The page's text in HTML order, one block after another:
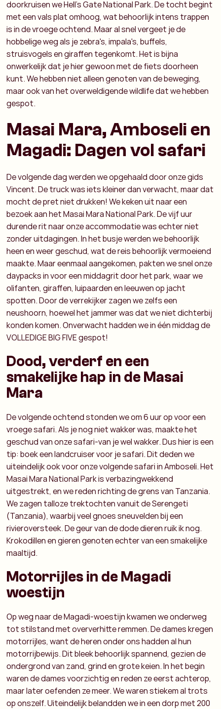
doorkruisen we Hell’s Gate National Park. De tocht begint
met een vals plat omhoog, wat behoorlijk intens trappen
is in de vroege ochtend. Maar al snel vergeet je de
hobbelige weg als je zebra's, impala's, buffels,
struisvogels en giraffen tegenkomt. Het is bijna
onwerkelijk dat je hier gewoon met de fiets doorheen
kunt. We hebben niet alleen genoten van de beweging,
maar ook van het overweldigende wildlife dat we hebben
gespot.
Masai Mara, Amboseli en
Magadi: Dagen vol safari
De volgende dag werden we opgehaald door onze gids
Vincent. De truck was iets kleiner dan verwacht, maar dat
mocht de pret niet drukken! We keken uit naar een
bezoek aan het Masai Mara National Park. De vijf uur
durende rit naar onze accommodatie was echter niet
zonder uitdagingen. In het busje werden we behoorlijk
heen en weer geschud, wat de reis behoorlijk vermoeiend
maakte. Maar eenmaal aangekomen, pakten we snel onze
daypacks in voor een middagrit door het park, waar we
olifanten, giraffen, luipaarden en leeuwen op jacht
spotten. Door de verrekijker zagen we zelfs een
neushoorn, hoewel het jammer was dat we niet dichterbij
konden komen. Onverwacht hadden we in één middag de
VOLLEDIGE BIG FIVE gespot!
Dood, verderf en een
smakelijke hap in de Masai
Mara
De volgende ochtend stonden we om 6 uur op voor een
vroege safari. Als je nog niet wakker was, maakte het
geschud van onze safari-van je wel wakker. Dus hier is een
tip: boek een landcruiser voor je safari. Dit deden we
uiteindelijk ook voor onze volgende safari in Amboseli. Het
Masai Mara National Park is verbazingwekkend
uitgestrekt, en we reden richting de grens van Tanzania.
We zagen talloze trektochten vanuit de Serengeti
(Tanzania), waarbij veel gnoes sneuvelden bij een
rivieroversteek. De geur van de dode dieren ruik ik nog.
Krokodillen en gieren genoten echter van een smakelijke
maaltijd.
Motorrijles in de Magadi
woestijn
Op weg naar de Magadi-woestijn kwamen we onderweg
tot stilstand met oververhitte remmen. De dames kregen
motorrijles, want de heren onder ons hadden al hun
motorrijbewijs. Dit bleek behoorlijk spannend, gezien de
ondergrond van zand, grind en grote keien. In het begin
waren de dames voorzichtig en reden ze eerst achterop,
maar later oefenden ze meer. We waren stiekem al trots
op onszelf. Uiteindelijk belandden we in een dorp met 200